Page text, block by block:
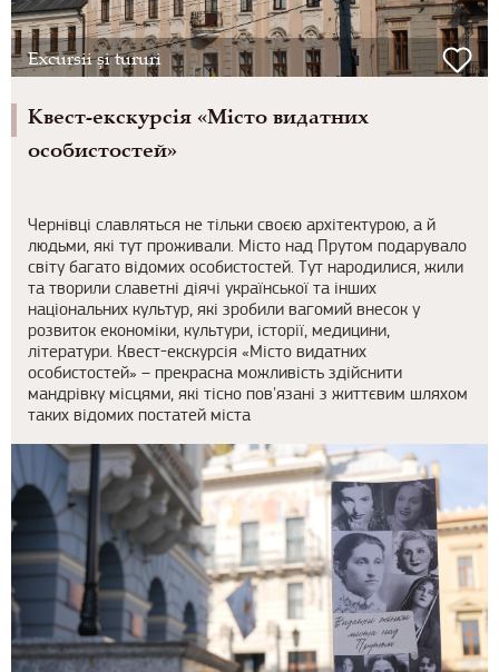
Excursii și tururi
Квест-екскурсія «Місто видатних
особистостей»
Чернівці славляться не тільки своєю архітектурою, а й
людьми, які тут проживали. Місто над Прутом подарувало
світу багато відомих особистостей. Тут народилися, жили
та творили славетні діячі української та інших
національних культур, які зробили вагомий внесок у
розвиток економіки, культури, історії, медицини,
літератури. Квест-екскурсія «Місто видатних
особистостей» – прекрасна можливість здійснити
мандрівку місцями, які тісно пов'язані з життєвим шляхом
таких відомих постатей міста